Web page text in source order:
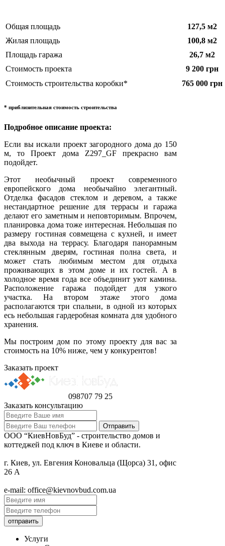
Общая площадь 127,5м2
Жилая площадь
100,8 м2
Площадь гаража
26,7 м2
Стоимость проекта
9 200 грн
Стоимость строительства коробки*
765 000 грн
* приблизительная стоимость строительства
Подробное описание проекта:
Если вы искали проект загородного дома до 150
м, то Проект дома Z297_GF прекрасно вам
подойдет.
Этот необычный проект современного
европейского дома необычайно элегантный.
Отделка фасадов стеклом и деревом, а также
нестандартное решение для террасы и гаража
делают его заметным и неповторимым. Впрочем,
планировка дома тоже интересная. Небольшая по
размеру гостиная совмещена с кухней, и имеет
два выхода на террасу. Благодаря панорамным
стеклянным дверям, гостиная полна света, и
может стать любимым местом для отдыха
проживающих в этом доме и их гостей. А в
холодное время года все объединит уют камина.
Расположение гаража подойдет для узкого
участка. На втором этаже этого дома
располагаются три спальни, в одной из которых
есь небольшая гардеробная комната для удобного
хранения.
Мы построим дом по этому проекту для вас за
стоимость на 10% ниже, чем у конкурентов!
Заказать проект
098707 79 25
Заказать консультацию
ООО “КиевНовБуд” - строительство домов и
коттеджей под ключ в Киеве и области.
г. Киев, ул. Евгения Коновальца (Щорса) 31, офис
26 А
e-mail: office@kievnovbud.com.ua
Услуги